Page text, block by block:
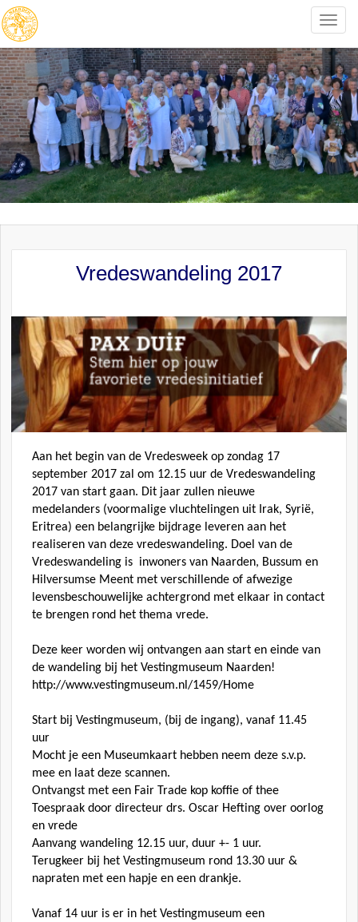
Toggle
Vredeswandeling 2017
Aan het begin van de Vredesweek op zondag 17
september 2017 zal om 12.15 uur de Vredeswandeling
2017 van start gaan. Dit jaar zullen nieuwe
medelanders (voormalige vluchtelingen uit Irak, Syrië,
Eritrea) een belangrijke bijdrage leveren aan het
realiseren van deze vredeswandeling. Doel van de
Vredeswandeling is inwoners van Naarden, Bussum en
Hilversumse Meent met verschillende of afwezige
levensbeschouwelijke achtergrond met elkaar in contact
te brengen rond het thema vrede.
Deze keer worden wij ontvangen aan start en einde van
de wandeling bij het Vestingmuseum Naarden!
http://www.vestingmuseum.nl/1459/Home
Start bij Vestingmuseum, (bij de ingang), vanaf 11.45
uur
Mocht je een Museumkaart hebben neem deze s.v.p.
mee en laat deze scannen.
Ontvangst met een Fair Trade kop koffie of thee
Toespraak door directeur drs. Oscar Hefting over oorlog
en vrede
Aanvang wandeling 12.15 uur, duur +- 1 uur.
Terugkeer bij het Vestingmuseum rond 13.30 uur &
napraten met een hapje en een drankje.
Vanaf 14 uur is er in het Vestingmuseum een